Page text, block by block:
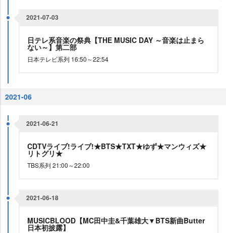
2021-07-03
日テレ系音楽の祭典【THE MUSIC DAY ～音楽は止まら
ない～】第二部
日本テレビ系列 16:50～22:54
2021-06
2021-06-21
CDTVライブ!ライブ!★BTS★TXT★ゆず★マンウィズ★
リトグリ★
TBS系列 21:00～22:00
2021-06-18
MUSICBLOOD【MC田中圭&千葉雄大▼BTS新曲Butter
日本初披露】